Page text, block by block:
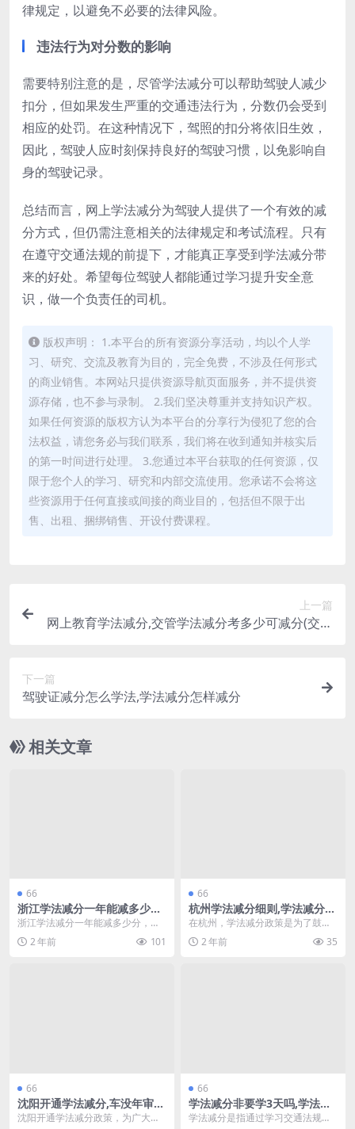
律规定，以避免不必要的法律风险。
违法行为对分数的影响
需要特别注意的是，尽管学法减分可以帮助驾驶人减少
扣分，但如果发生严重的交通违法行为，分数仍会受到
相应的处罚。在这种情况下，驾照的扣分将依旧生效，
因此，驾驶人应时刻保持良好的驾驶习惯，以免影响自
身的驾驶记录。
总结而言，网上学法减分为驾驶人提供了一个有效的减
分方式，但仍需注意相关的法律规定和考试流程。只有
在遵守交通法规的前提下，才能真正享受到学法减分带
来的好处。希望每位驾驶人都能通过学习提升安全意
识，做一个负责任的司机。
版权声明： 1.本平台的所有资源分享活动，均以个人学
习、研究、交流及教育为目的，完全免费，不涉及任何形式
的商业销售。本网站只提供资源导航页面服务，并不提供资
源存储，也不参与录制。 2.我们坚决尊重并支持知识产权。
如果任何资源的版权方认为本平台的分享行为侵犯了您的合
法权益，请您务必与我们联系，我们将在收到通知并核实后
的第一时间进行处理。 3.您通过本平台获取的任何资源，仅
限于您个人的学习、研究和内部交流使用。您承诺不会将这
些资源用于任何直接或间接的商业目的，包括但不限于出
售、出租、捆绑销售、开设付费课程。
上一篇
网上教育学法减分,交管学法减分考多少可减分(交管
下一篇
驾驶证减分怎么学法,学法减分怎样减分
相关文章
66
浙江学法减分一年能减多少分,
驾驶证学法减分方法答案(浙江
学法减分一年可以申请几次)
浙江学法减分一年能减多少分，驾
驶证学法减分方法 在浙江省，驾驶
证持有人可以通过学...
2 年前 101
66
杭州学法减分细则,学法减分可
以扣2分吗(杭州学法减分一天
可以申请几次)
在杭州，学法减分政策是为了鼓励
驾驶员学习交通法规，提高道路安
全意识的重要措施。根...
2 年前 35
66
沈阳开通学法减分,车没年审不
能学法减分吗(学法减分名下有
沈阳开通学法减分政策，为广大驾
66
学法减分非要学3天吗,学法减
分考试试题(学法减分)
学法减分是指通过学习交通法规和